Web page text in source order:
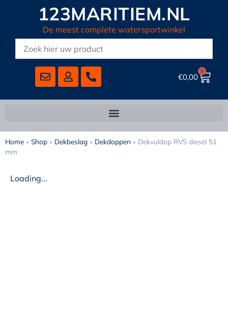
123MARITIEM.NL
De meest complete watersportwinkel
€0,00
0
Home » Shop » Dekbeslag » Dekdoppen » Dekvuldop RVS diesel 51
mm
Loading...